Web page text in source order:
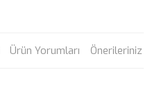
Ürün Yorumları Önerileriniz